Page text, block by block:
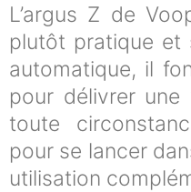
L’argus Z de
plutôt pratique et
automatique, il
pour délivrer
toute
pour se lancer
utilisation